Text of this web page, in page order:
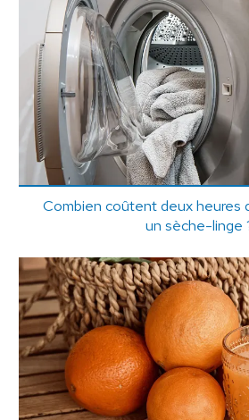
Combien coûtent deux heures
un sèche-linge